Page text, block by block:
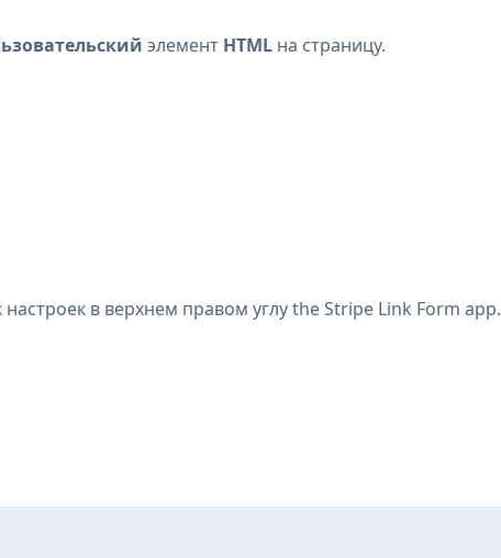
элемент HTML на страницу.
в верхнем правом углу the Stripe Link Form app.